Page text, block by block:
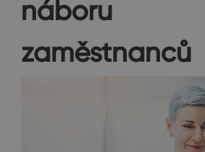
náboru
zaměstnanců